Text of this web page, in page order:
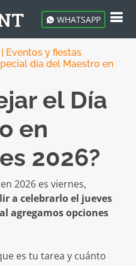
WHATSAPP
Eventos y fiestas
día del Maestro en
el Día
en
2026?
2026 es viernes,
a celebrarlo el jueves
agregamos opciones
es tu tarea y cuánto